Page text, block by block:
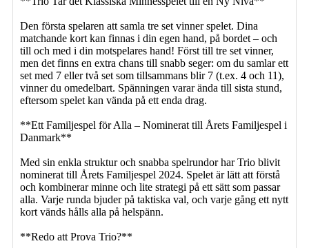
Den första spelaren att samla tre set vinner spelet. Dina
matchande kort kan finnas i din egen hand, på bordet – och
till och med i din motspelares hand! Först till tre set vinner,
men det finns en extra chans till snabb seger: om du samlar ett
set med 7 eller två set som tillsammans blir 7 (t.ex. 4 och 11),
vinner du omedelbart. Spänningen varar ända till sista stund,
eftersom spelet kan vända på ett enda drag.
**Ett Familjespel för Alla – Nominerat till Årets Familjespel i
Danmark**
Med sin enkla struktur och snabba spelrundor har Trio blivit
nominerat till Årets Familjespel 2024. Spelet är lätt att förstå
och kombinerar minne och lite strategi på ett sätt som passar
alla. Varje runda bjuder på taktiska val, och varje gång ett nytt
kort vänds hålls alla på helspänn.
**Redo att Prova Trio?**